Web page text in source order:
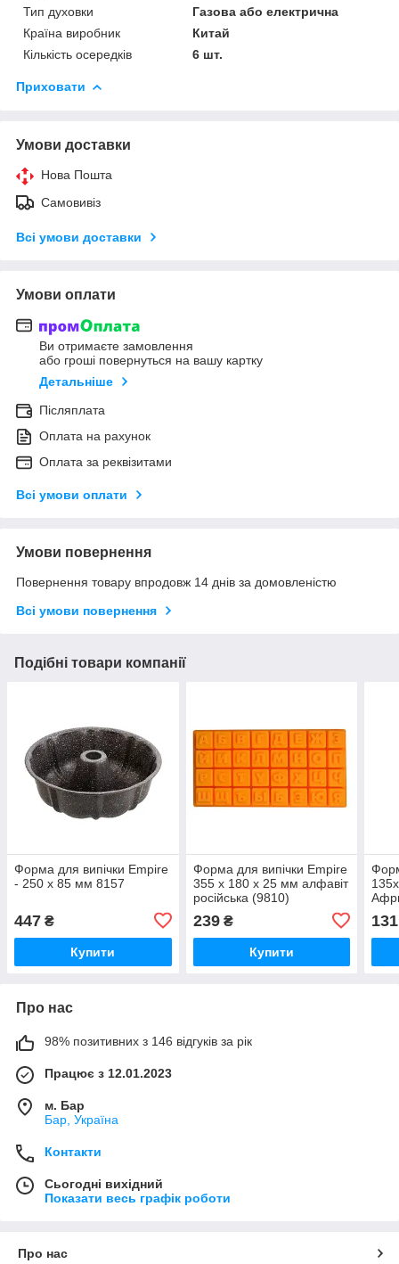
Тип духовки
Газова або електрична
Країна виробник
Китай
Кількість осередків
6 шт.
Приховати
Умови доставки
Нова Пошта
Самовивіз
Всі умови доставки
Умови оплати
Ви отримаєте замовлення
або гроші повернуться на вашу картку
Детальніше
Післяплата
Оплата на рахунок
Оплата за реквізитами
Всі умови оплати
Умови повернення
Повернення товару впродовж 14 днів за домовленістю
Всі умови повернення
Подібні товари компанії
Форма для випічки Empire
- 250 x 85 мм 8157
447 ₴
Купити
Форма для випічки Empire
355 x 180 x 25 мм алфавіт
російська (9810)
239₴
Купити
131
Про нас
98% позитивних з 146 відгуків за рік
Працює з 12.01.2023
м. Бар
Бар, Україна
Контакти
Сьогодні вихідний
Показати весь графік роботи
Про нас